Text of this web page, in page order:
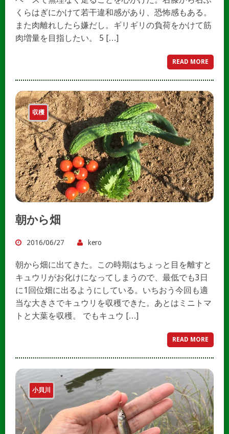
くらはぎにかけて若干違和感があり、恐怖感もある。
また肉離れしたら嫌だし。ギリギリの負荷をかけて筋
肉増量を目指したい。 5 […]
READ MORE
収穫
朝から畑
2016/06/27 kero
朝から畑に出てきた。この時期はちょっと目を離すと
キュウリがお化けになってしまうので、最低でも3日
に1回位畑に出るようにしている。いちおう今回も適
当な大きさでキュウリを収穫できた。あとはミニトマ
トと大葉を収穫。 でもキュウ […]
READ MORE
小貝川